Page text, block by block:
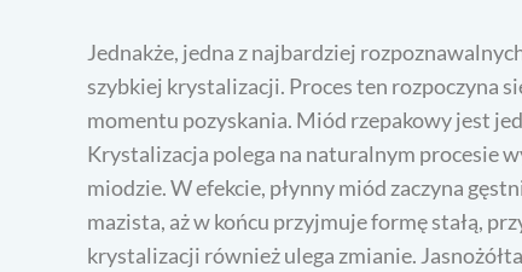
Jednakże, jedna z najbardziej
szybkiej krystalizacji. Proces ten rozpoczyna
momentu pozyskania. Miód rzepakowy jest
Krystalizacja polega na naturalnym procesie
miodzie. W efekcie, płynny miód zaczyna
mazista, aż w końcu przyjmuje formę stałą,
krystalizacji również ulega zmianie.